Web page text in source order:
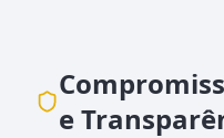
e